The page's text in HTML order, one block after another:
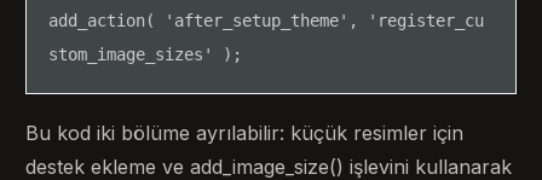
add_action( 'after_setup_theme', 'register_cu
stom_image_sizes' );
Bu kod iki bölüme ayrılabilir: küçük resimler için
destek ekleme ve add_image_size() işlevini kullanarak